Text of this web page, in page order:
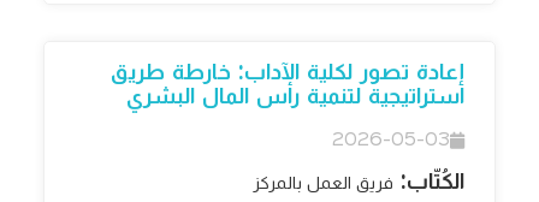
إعادة تصور لكلية الآداب: خارطة طريق
استراتيجية لتنمية رأس المال البشري
2026-05-03
الكُتّاب: فريق العمل بالمركز